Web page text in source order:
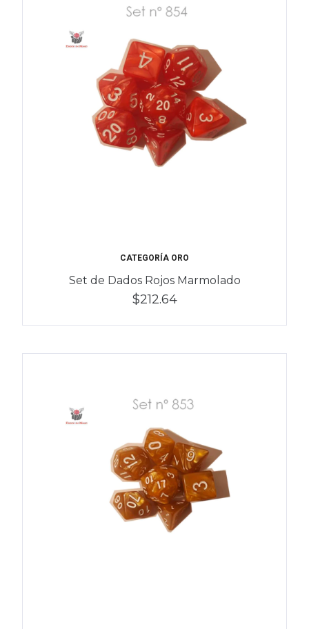
CATEGORÍA ORO
Set de Dados Rojos Marmolado
$212.64